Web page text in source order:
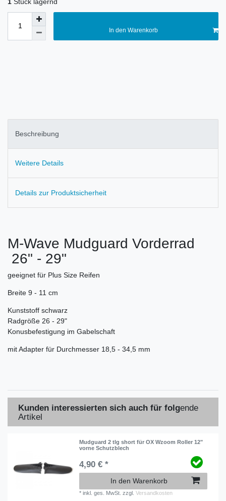
In den Warenkorb
Beschreibung
Weitere Details
Details zur Produktsicherheit
M-Wave Mudguard Vorderrad
26" - 29"
geeignet für Plus Size Reifen
Breite 9 - 11 cm
Kunststoff schwarz
Radgröße 26 - 29"
Konusbefestigung im Gabelschaft
mit Adapter für Durchmesser 18,5 - 34,5 mm
Kunden interessierten sich auch für folgende
Artikel
Mudguard 2 tlg short für OX Wzoom Roller 12"
vorne Schutzblech
4,90 € *
In den Warenkorb
*inkl. ges. MwSt. zzgl.Versandkosten